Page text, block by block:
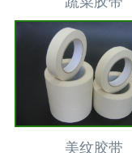
美纹胶带